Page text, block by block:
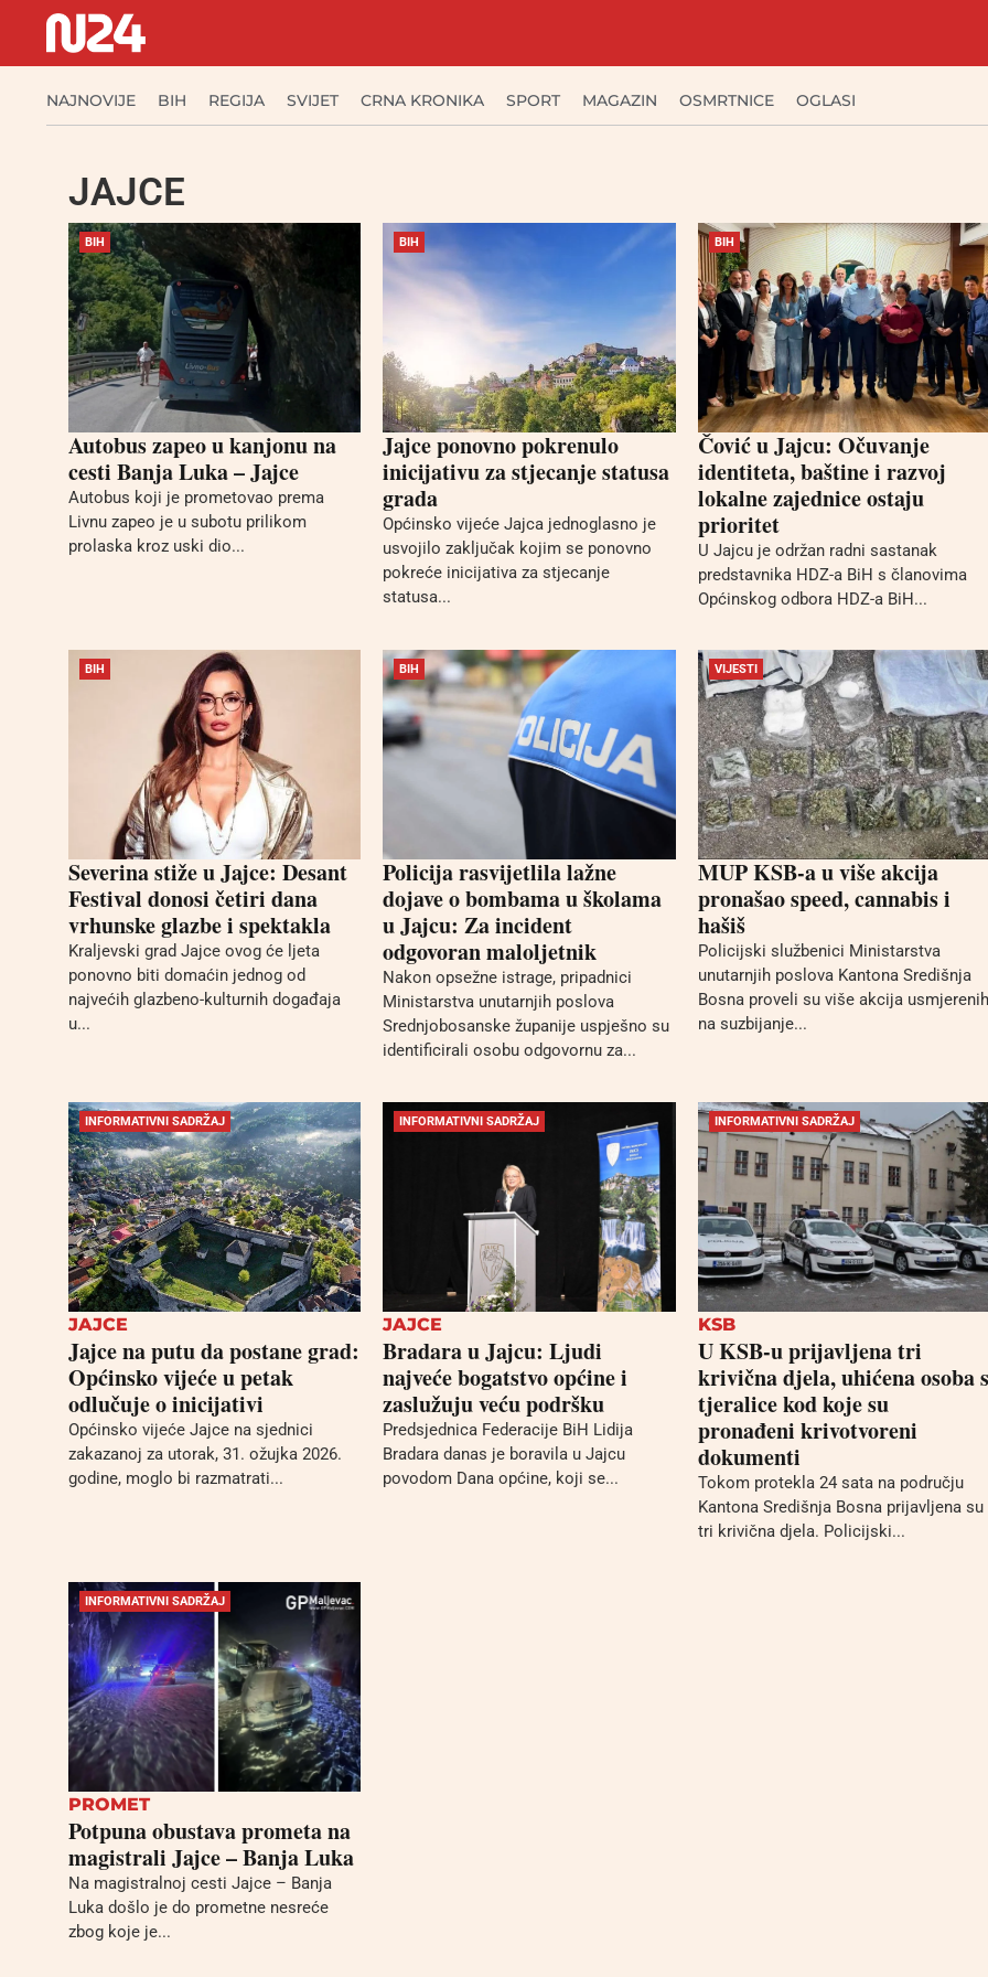
NAJNOVIJE BIH REGIJA SVIJET CRNA KRONIKA SPORT MAGAZIN OSMRTNICE OGLASI
JAJCE
BIH
Autobus zapeo u kanjonu na
cesti Banja Luka – Jajce
Autobus koji je prometovao prema
Livnu zapeo je u subotu prilikom
prolaska kroz uski dio...
BIH
Jajce ponovno pokrenulo
inicijativu za stjecanje statusa
grada
Općinsko vijeće Jajca jednoglasno je
usvojilo zaključak kojim se ponovno
pokreće inicijativa za stjecanje
statusa...
BIH
Čović u Jajcu: Očuvanje
identiteta, baštine i razvoj
lokalne zajednice ostaju
prioritet
U Jajcu je održan radni sastanak
predstavnika HDZ-a BiH s članovima
Općinskog odbora HDZ-a BiH...
BIH
Severina stiže u Jajce: Desant
Festival donosi četiri dana
vrhunske glazbe i spektakla
Kraljevski grad Jajce ovog će ljeta
ponovno biti domaćin jednog od
najvećih glazbeno-kulturnih događaja
u...
BIH
Policija rasvijetlila lažne
dojave o bombama u školama
u Jajcu: Za incident
odgovoran maloljetnik
Nakon opsežne istrage, pripadnici
Ministarstva unutarnjih poslova
Srednjobosanske županije uspješno su
identificirali osobu odgovornu za...
VIJESTI
MUP KSB-a u više akcija
pronašao speed, cannabis i
hašiš
Policijski službenici Ministarstva
unutarnjih poslova Kantona Središnja
Bosna proveli su više akcija usmjerenih
na suzbijanje...
INFORMATIVNI SADRŽAJ
JAJCE
Jajce na putu da postane grad:
Općinsko vijeće u petak
odlučuje o inicijativi
Općinsko vijeće Jajce na sjednici
zakazanoj za utorak, 31. ožujka 2026.
godine, moglo bi razmatrati...
INFORMATIVNI SADRŽAJ
JAJCE
Bradara u Jajcu: Ljudi
najveće bogatstvo općine i
zaslužuju veću podršku
Predsjednica Federacije BiH Lidija
Bradara danas je boravila u Jajcu
povodom Dana općine, koji se...
INFORMATIVNI SADRŽAJ
KSB
U KSB-u prijavljena tri
krivična djela, uhićena osoba s
tjeralice kod koje su
pronađeni krivotvoreni
dokumenti
Tokom protekla 24 sata na području
Kantona Središnja Bosna prijavljena su
tri krivična djela. Policijski...
INFORMATIVNI SADRŽAJ
PROMET
Potpuna obustava prometa na
magistrali Jajce – Banja Luka
Na magistralnoj cesti Jajce – Banja
Luka došlo je do prometne nesreće
zbog koje je...